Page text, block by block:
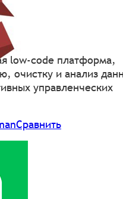
low-code платформа,
очистку и анализ
управленческих
Сравнить